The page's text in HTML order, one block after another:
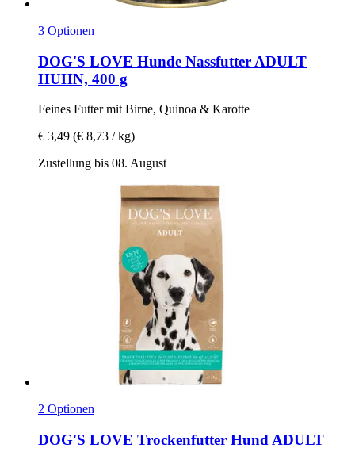
3 Optionen
DOG'S LOVE Hunde Nassfutter ADULT
HUHN, 400 g
Feines Futter mit Birne, Quinoa & Karotte
€ 3,49 (€ 8,73 / kg)
Zustellung bis 08. August
2 Optionen
DOG'S LOVE Trockenfutter Hund ADULT